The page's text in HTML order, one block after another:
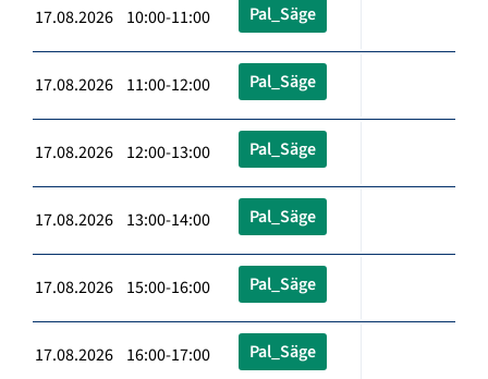
17.08.2026 10:00-11:00 Pal_Säge
17.08.2026 11:00-12:00 Pal_Säge
17.08.2026 12:00-13:00 Pal_Säge
17.08.2026 13:00-14:00 Pal_Säge
17.08.2026 15:00-16:00 Pal_Säge
17.08.2026 16:00-17:00 Pal_Säge